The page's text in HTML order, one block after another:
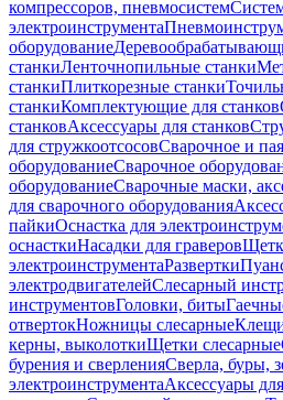
компрессоров, пневмосистем
электроинструмента
оборудование
станкиЛенточнопильные станки
станкиПлиткорезные станки
станкиКомплектующие для станков
станковАксессуары для станков
для стружкоотсосовСварочное и
оборудованиеСварочное
оборудованиеСварочные маски,
для сварочного оборудования
пайкиОснастка для
оснасткиНасадки для граверов
электроинструментаРазвертки
электродвигателейСлесарный
инструментовГоловки, биты
отвертокНожницы слесарные
керны, выколоткиЩетки слесарные
бурения и сверленияСверла, буры,
электроинструментаАксессуары